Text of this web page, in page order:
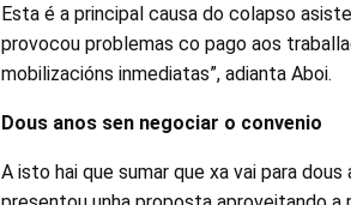
Esta é a principal causa do colapso
provocou problemas co pago aos
mobilizacións inmediatas”, adianta Aboi.
Dous anos sen negociar o convenio
A isto hai que sumar que xa vai para